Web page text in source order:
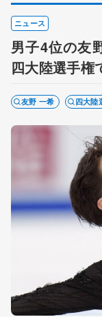
ニュース
男子4位の友
四大陸選手権
友野 一希 四大陸